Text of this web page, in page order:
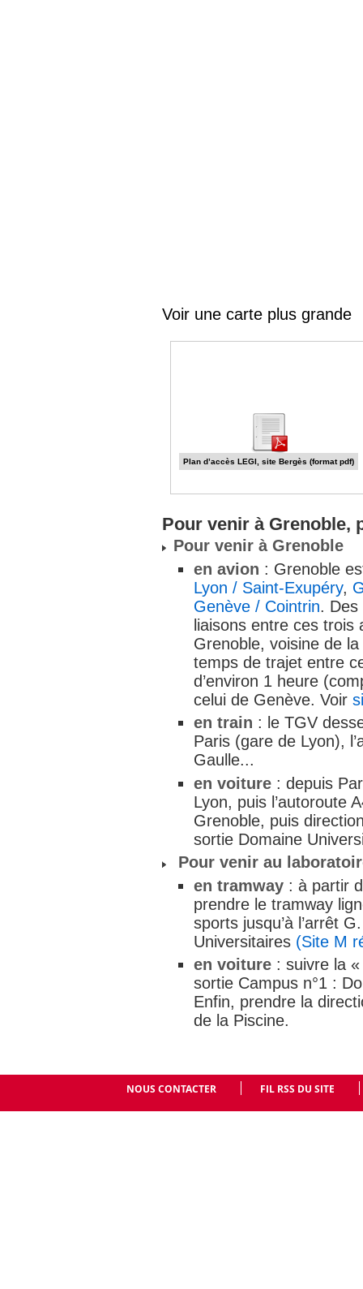
Voir une carte plus grande
Plan d’accès LEGI, site Bergès (format pdf)
Pour venir à Grenoble,
Pour venir à Grenoble
en avion : Grenoble
Lyon / Saint-Exupéry,
Genève / Cointrin. Des
liaisons entre ces trois
Grenoble, voisine de
temps de trajet entre
d’environ 1 heure
celui de Genève. Voir
en train : le TGV
Paris (gare de Lyon),
Gaulle...
en voiture: depuis
Lyon, puis l’autoroute
Grenoble, puis
sortie Domaine
Pour venir au
en tramway: à partir
prendre le tramway
sports jusqu’à l’arrêt
Universitaires (Site M
en voiture: suivre la «
sortie Campus n°1 :
Enfin, prendre la
de la Piscine.
NOUS CONTACTER FIL RSS DU SITE